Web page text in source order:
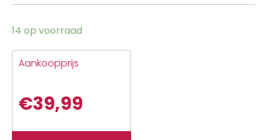
14 op voorraad
Aankoopprijs
€39,99